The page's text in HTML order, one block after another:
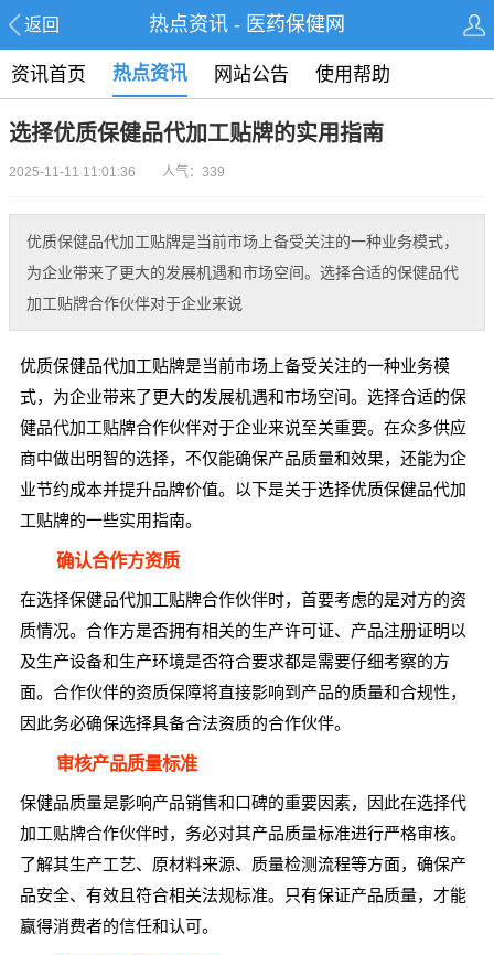
返回 热点资讯 - 医药保健网
资讯首页 热点资讯 网站公告 使用帮助
选择优质保健品代加工贴牌的实用指南
2025-11-11 11:01:36 人气：339
优质保健品代加工贴牌是当前市场上备受关注的一种业务模式，
为企业带来了更大的发展机遇和市场空间。选择合适的保健品代
加工贴牌合作伙伴对于企业来说
优质保健品代加工贴牌是当前市场上备受关注的一种业务模
式，为企业带来了更大的发展机遇和市场空间。选择合适的保
健品代加工贴牌合作伙伴对于企业来说至关重要。在众多供应
商中做出明智的选择，不仅能确保产品质量和效果，还能为企
业节约成本并提升品牌价值。以下是关于选择优质保健品代加
工贴牌的一些实用指南。
确认合作方资质
在选择保健品代加工贴牌合作伙伴时，首要考虑的是对方的资
质情况。合作方是否拥有相关的生产许可证、产品注册证明以
及生产设备和生产环境是否符合要求都是需要仔细考察的方
面。合作伙伴的资质保障将直接影响到产品的质量和合规性，
因此务必确保选择具备合法资质的合作伙伴。
审核产品质量标准
保健品质量是影响产品销售和口碑的重要因素，因此在选择代
加工贴牌合作伙伴时，务必对其产品质量标准进行严格审核。
了解其生产工艺、原材料来源、质量检测流程等方面，确保产
品安全、有效且符合相关法规标准。只有保证产品质量，才能
赢得消费者的信任和认可。